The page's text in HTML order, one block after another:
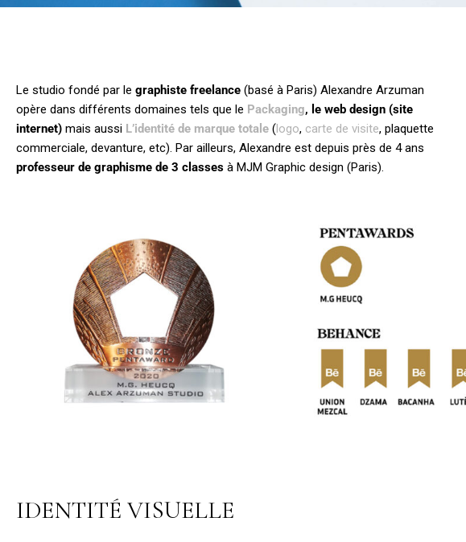
Le studio fondé par le graphiste freelance (basé à Paris) Alexandre Arzuman
opère dans différents domaines tels que le Packaging, le web design (site
internet) mais aussi L’identité de marque totale (logo, carte de visite, plaquette
commerciale, devanture, etc). Par ailleurs, Alexandre est depuis près de 4 ans
professeur de graphisme de 3 classes à MJM Graphic design (Paris).
IDENTITÉ VISUELLE